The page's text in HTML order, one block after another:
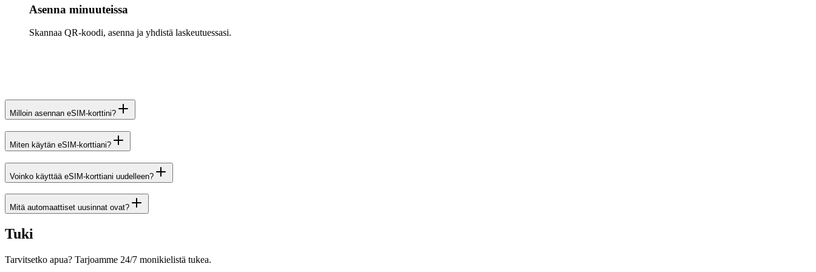
Asenna minuuteissa
Skannaa QR-koodi, asenna ja yhdistä laskeutuessasi.
Milloin asennan eSIM-korttini?
Miten käytän eSIM-korttiani?
Voinko käyttää eSIM-korttiani uudelleen?
Mitä automaattiset uusinnat ovat?
Tuki
Tarvitsetko apua? Tarjoamme 24/7 monikielistä tukea.